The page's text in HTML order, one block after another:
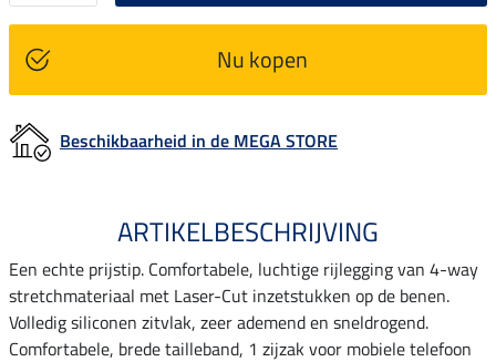
Nu kopen
Beschikbaarheid in de MEGA STORE
ARTIKELBESCHRIJVING
Een echte prijstip. Comfortabele, luchtige rijlegging van 4-way
stretchmateriaal met Laser-Cut inzetstukken op de benen.
Volledig siliconen zitvlak, zeer ademend en sneldrogend.
Comfortabele, brede tailleband, 1 zijzak voor mobiele telefoon